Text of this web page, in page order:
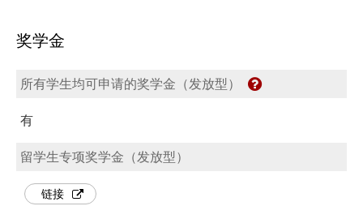
奖学金
所有学生均可申请的奖学金（发放型）
有
留学生专项奖学金（发放型）
链接